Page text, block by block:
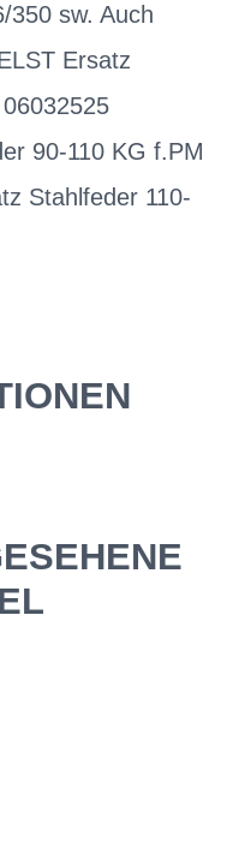
350 sw. Auch
Ersatz
90-110 KG f.PM
Stahlfeder 110-